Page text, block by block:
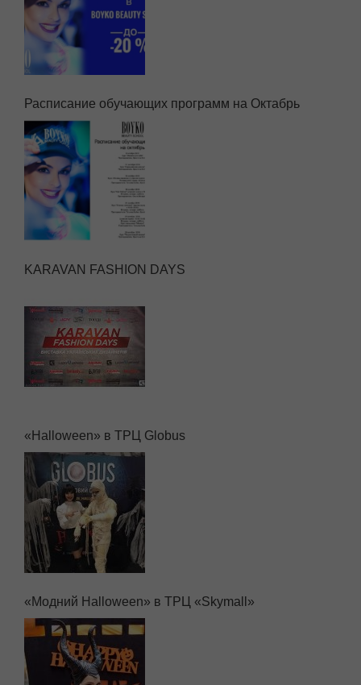
Расписание обучающих программ на Октабрь
KARAVAN FASHION DAYS
«Halloween» в ТРЦ Globus
«Модний Halloween» в ТРЦ «Skymall»